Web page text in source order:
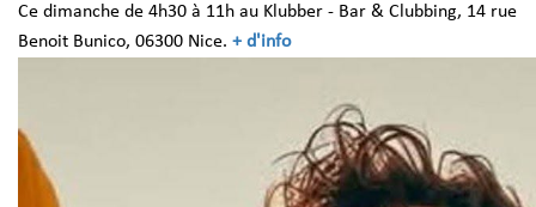
Ce dimanche de 4h30 à 11h au Klubber - Bar & Clubbing, 14 rue
Benoit Bunico, 06300 Nice. + d'info